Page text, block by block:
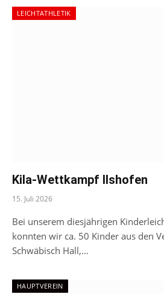
LEICHTATHLETIK
Kila-Wettkampf Ilshofen
15. Juli 2026
Bei unserem diesjährigen
konnten wir ca. 50 Kinder aus den
Schwäbisch Hall,…
HAUPTVEREIN